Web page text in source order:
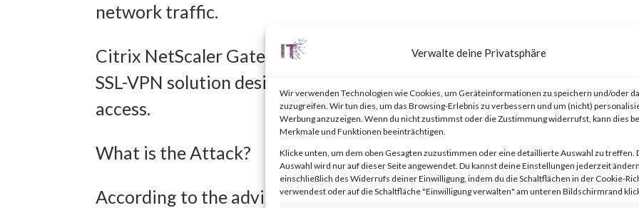
Verwalte deine Privatsphäre
Wir verwenden Technologien wie Cookies, um Geräteinformationen zu speichern und/oder
zuzugreifen. Wir tun dies, um das Browsing-Erlebnis zu verbessern und um (nicht)
Werbung anzuzeigen. Wenn du nicht zustimmst oder die Zustimmung widerrufst, kann dies
Merkmale und Funktionen beeinträchtigen.
Klicke unten, um dem oben Gesagten zuzustimmen oder eine detaillierte Auswahl zu treffen.
Auswahl wird nur auf dieser Seite angewendet. Du kannst deine Einstellungen jederzeit ändern,
einschließlich des Widerrufs deiner Einwilligung, indem du die Schaltflächen in der Cookie-
verwendest oder auf die Schaltfläche "Einwilligung verwalten" am unteren Bildschirmrand
network traffic.
Citrix NetScaler Gateway, previously known as Citrix Gateway, is an
SSL-VPN solution designed to provide secure and optimized remote
access.
What is the Attack?
According to the advisory published by Citrix, CVE-2023-3519 is an